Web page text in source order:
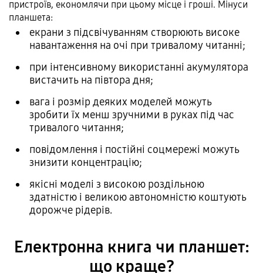
пристроїв, економлячи при цьому місце і гроші. Мінуси
планшета:
екрани з підсвічуванням створюють високе
навантаження на очі при тривалому читанні;
при інтенсивному використанні акумулятора
вистачить на півтора дня;
вага і розмір деяких моделей можуть
зробити їх менш зручними в руках під час
тривалого читання;
повідомлення і постійні соцмережі можуть
знизити концентрацію;
якісні моделі з високою роздільною
здатністю і великою автономністю коштують
дорожче рідерів.
Електронна книга чи планшет:
що краще?